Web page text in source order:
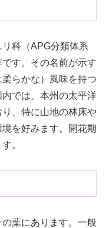
科（APG分類体系
す。その名前が示す
らかな）風味を持つ
では、本州の太平洋
、特に山地の林床や
を好みます。開花期
。
葉にあります。一般